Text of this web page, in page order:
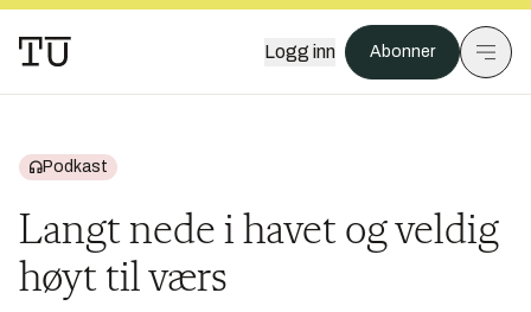
Logg inn Abonner
Podkast
Langt nede i havet og veldig
høyt til værs